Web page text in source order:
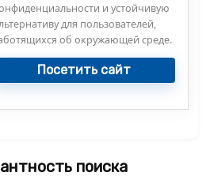
и устойчивую
для пользователей,
об окружающей среде.
Посетить сайт
поиска